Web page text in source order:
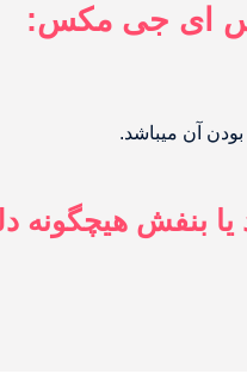
ای جی مکس:
آن میباشد.
بنفش هیچگونه